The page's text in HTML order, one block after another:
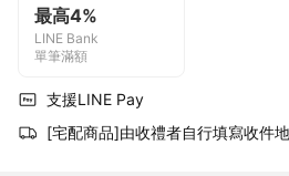
最高4%
LINE Bank
單筆滿額
支援LINE Pay
[宅配商品]由收禮者自行填寫收件